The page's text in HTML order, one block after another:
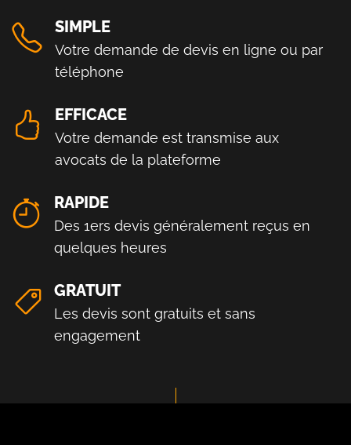
SIMPLE
Votre demande de devis en ligne ou par
téléphone
EFFICACE
Votre demande est transmise aux
avocats de la plateforme
RAPIDE
Des 1ers devis généralement reçus en
quelques heures
GRATUIT
Les devis sont gratuits et sans
engagement